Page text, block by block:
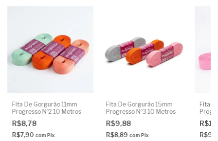
Fita De Gorgurão 11mm
Progresso Nº2 10 Metros
R$8,78
R$7,90 com Pix
Fita De Gorgurão 15mm
Progresso Nº3 10 Metros
R$9,88
R$8,89 com Pix
Fita